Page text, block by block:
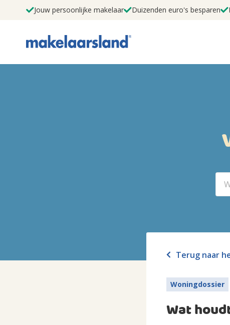
Jouw persoonlijke makelaar Duizenden euro's besparen
Terug naar
Woningdossier
Wat